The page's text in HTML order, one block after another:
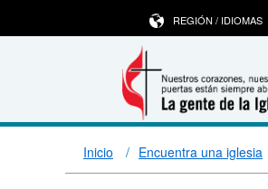
REGIÓN / IDIOMAS
Inicio Encuentra una iglesia